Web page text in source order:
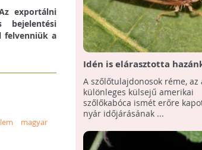
exportálni
bejelentési
felvenniük a
magyar
Idén is elárasztotta
veszélyes kártevő
A szőlőtulajdonosok réme, az
különleges külsejű amerikai
szőlőkabóca ismét erőre
nyár időjárásának ...